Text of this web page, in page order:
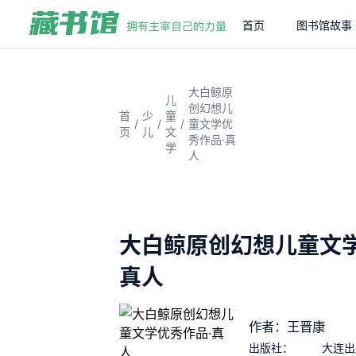
首页 图书馆故事
首
页
/
少
儿
/
儿
童
文
学
/
大白鲸原
创幻想儿
童文学优
秀作品·真
人
大白鲸原创幻想儿童文
真人
作者：王晋康
出版社：
大连